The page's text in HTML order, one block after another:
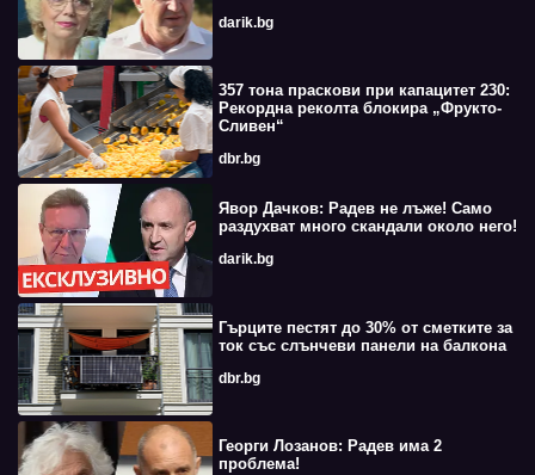
darik.bg
357 тона праскови при капацитет 230:
Рекордна реколта блокира „Фрукто-
Сливен“
dbr.bg
Явор Дачков: Радев не лъже! Само
раздухват много скандали около него!
darik.bg
Гърците пестят до 30% от сметките за
ток със слънчеви панели на балкона
dbr.bg
Георги Лозанов: Радев има 2
проблема!